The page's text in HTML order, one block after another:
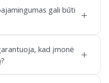
gali būti
+
kad įmonė
+